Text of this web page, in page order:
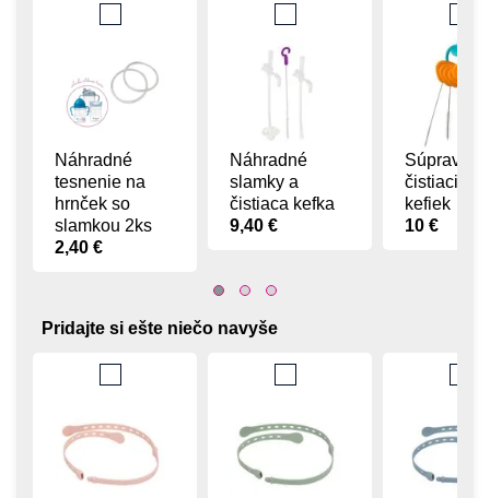
Náhradné
tesnenie na
hrnček so
slamkou 2ks
2,40 €
Náhradné
slamky a
čistiaca kefka
9,40 €
Súprava
čistiacich
kefiek
10 €
Pridajte si ešte niečo navyše